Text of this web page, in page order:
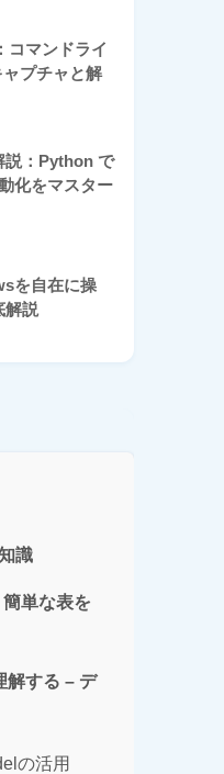
コマンドライ
プチャと解
：Python で
化をマスター
を自在に操
解説
識
単な表を
解する – デ
の活用